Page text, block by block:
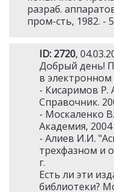
разраб.
пром-сть, 1982. -
ID: 2720,
Добрый день!
в электронном
- Кисаримов Р.
Справочник.
- Москаленко
Академия, 2004
- Алиев И.И.
трехфазном и
г.
Есть ли эти
библиотеки?